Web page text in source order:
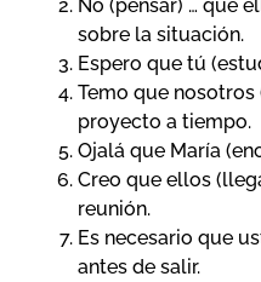
No (pensar) … que
sobre la situación.
Espero que tú
Temo que
proyecto a tiempo.
Ojalá que María
Creo que ellos
reunión.
Es necesario que
antes de salir.